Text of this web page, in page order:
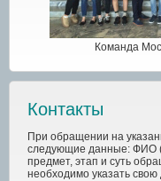
Команда
Контакты
При обращении на
следующие данные: ФИО
предмет, этап и суть
необходимо указать свою